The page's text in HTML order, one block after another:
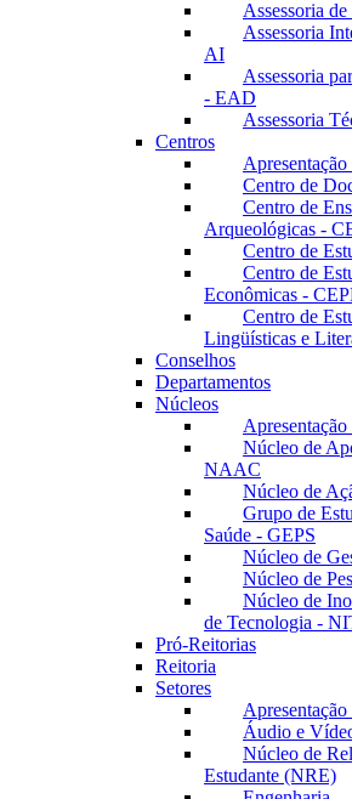
Assessoria
Assessoria
AI
Assessoria
- EAD
Assessoria
Centros
Apresentação
Centro de
Centro de
Arqueológicas -
Centro de
Centro de
Econômicas -
Centro de
Lingüísticas e
Conselhos
Departamentos
Núcleos
Núcleo de
NAAC
Núcleo de
Grupo de
Saúde - GEPS
Núcleo de
Núcleo de
Núcleo de
de Tecnologia -
Pró-Reitorias
Reitoria
Setores
Apresentação
Áudio e
Núcleo de
Estudante (NRE)